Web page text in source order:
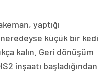
yaptığı
neredeyse küçük bir kedi
kalın. Geri dönüşüm
inşaatı başladığından